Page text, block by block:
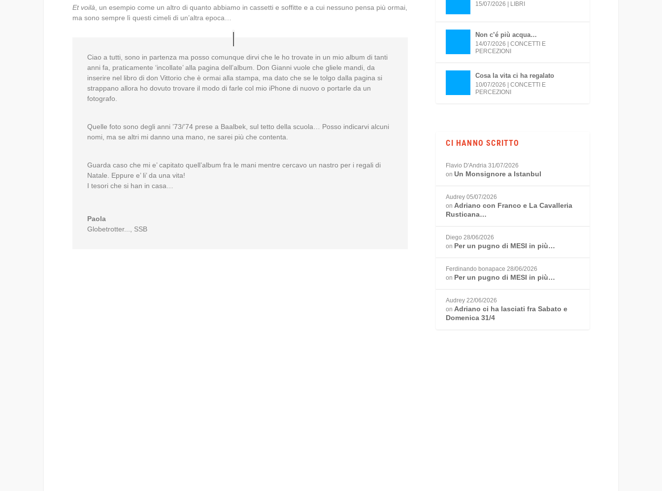
Et voilà , un esempio come un altro di quanto abbiamo in cassetti e soffitte e a cui nessuno pensa più ormai,
ma sono sempre lì questi cimeli di un’altra epoca…
Ciao a tutti, sono in partenza ma posso comunque dirvi che le ho trovate in un mio album di tanti
anni fa, praticamente ‘incollate’ alla pagina dell’album. Don Gianni vuole che gliele mandi, da
inserire nel libro di don Vittorio che è ormai alla stampa, ma dato che se le tolgo dalla pagina si
strappano allora ho dovuto trovare il modo di farle col mio iPhone di nuovo o portarle da un
fotografo.
Quelle foto sono degli anni ’73/’74 prese a Baalbek, sul tetto della scuola… Posso indicarvi alcuni
nomi, ma se altri mi danno una mano, ne sarei più che contenta.
Guarda caso che mi e’ capitato quell’album fra le mani mentre cercavo un nastro per i regali di
Natale. Eppure e’ li’ da una vita!
I tesori che si han in casa…
Paola
Globetrotter..., SSB
15/07/2026 LIBRI
Non c’é più acqua…
14/07/2026 |CONCETTI E
PERCEZIONI
Cosa la vita ci ha regalato
10/07/2026 |CONCETTI E
PERCEZIONI
CI HANNO SCRITTO
Flavio D'Andria 31/07/2026
onUn Monsignore a Istanbul
Audrey 05/07/2026
onAdriano con Franco e La Cavalleria
Rusticana…
Diego 28/06/2026
on Per un pugno di MESI in più…
Ferdinando bonapace 28/06/2026
on Per un pugno di MESI in più…
Audrey 22/06/2026
onAdriano ci ha lasciati fra Sabato e
Domenica 31/4